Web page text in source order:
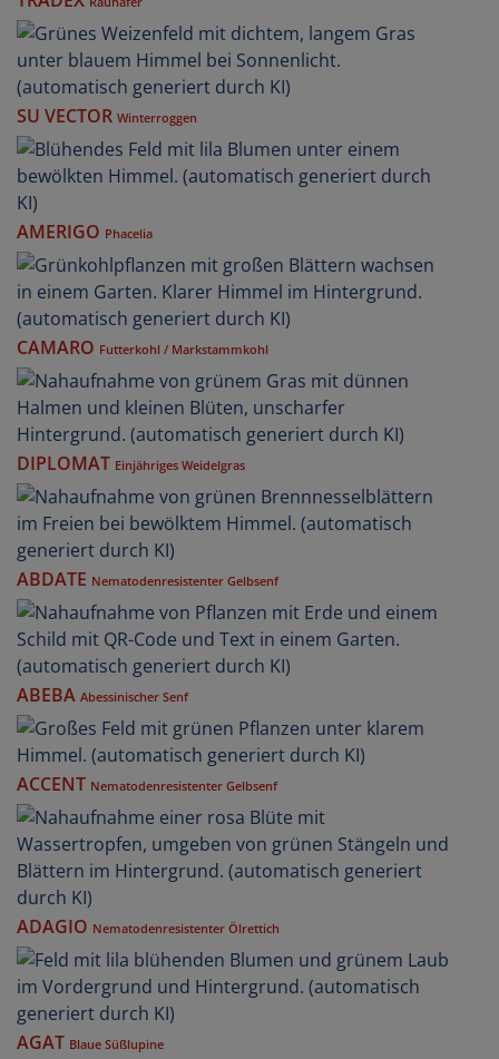
SU VECTOR Winterroggen
AMERIGO Phacelia
CAMARO Futterkohl / Markstammkohl
DIPLOMAT Einjähriges Weidelgras
ABDATE Nematodenresistenter Gelbsenf
ABEBA Abessinischer Senf
ACCENT Nematodenresistenter Gelbsenf
ADAGIO Nematodenresistenter Ölrettich
AGAT Blaue Süßlupine